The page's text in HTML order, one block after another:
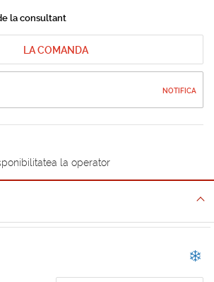
la consultant
LA COMANDA
NOTIFICA
la operator